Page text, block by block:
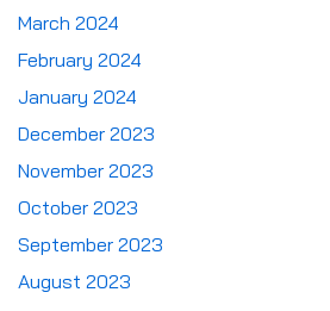
March 2024
February 2024
January 2024
December 2023
November 2023
October 2023
September 2023
August 2023